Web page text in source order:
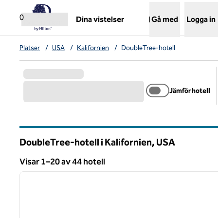
Gå vidare till innehållet
0
Dina vistelser Gå med Logga in
Platser / USA / Kalifornien / DoubleTree-hotell
Jämför hotell
DoubleTree-hotell i Kalifornien, USA
Visar 1–20 av 44 hotell
Visar 44 hotell
1 av 12